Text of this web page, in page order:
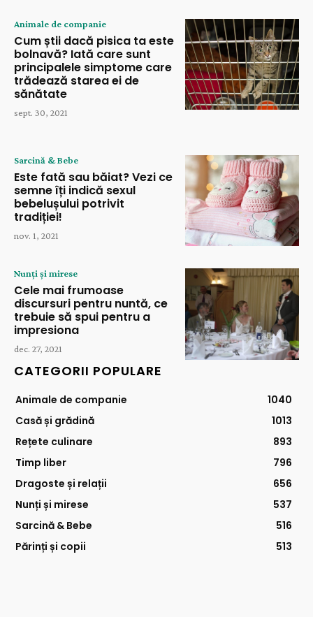
Animale de companie
Cum știi dacă pisica ta este
bolnavă? Iată care sunt
principalele simptome care
trădează starea ei de
sănătate
sept. 30, 2021
Sarcină & Bebe
Este fată sau băiat? Vezi ce
semne îți indică sexul
bebelușului potrivit
tradiției!
nov. 1, 2021
Nunți și mirese
Cele mai frumoase
discursuri pentru nuntă, ce
trebuie să spui pentru a
impresiona
dec. 27, 2021
CATEGORII POPULARE
Animale de companie
1040
Casă și grădină
1013
Rețete culinare
893
Timp liber
796
Dragoste și relații
656
Nunți și mirese
537
Sarcină & Bebe
516
Părinți și copii
513